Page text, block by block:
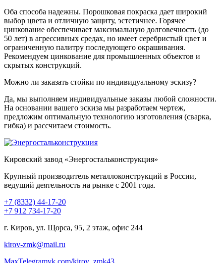
Оба способа надежны. Порошковая покраска дает широкий
выбор цвета и отличную защиту, эстетичнее. Горячее
цинкование обеспечивает максимальную долговечность (до
50 лет) в агрессивных средах, но имеет серебристый цвет и
ограниченную палитру последующего окрашивания.
Рекомендуем цинкование для промышленных объектов и
скрытых конструкций.
Можно ли заказать стойки по индивидуальному эскизу?
Да, мы выполняем индивидуальные заказы любой сложности.
На основании вашего эскиза мы разработаем чертеж,
предложим оптимальную технологию изготовления (сварка,
гибка) и рассчитаем стоимость.
Кировский завод «Энергостальконструкция»
Крупный производитель металлоконструкций в России,
ведущий деятельность на рынке с 2001 года.
+7 (8332) 44-17-20
+7 912 734-17-20
г. Киров, ул. Щорса, 95, 2 этаж, офис 244
kirov-zmk@mail.ru